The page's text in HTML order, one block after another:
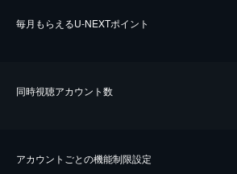
毎⽉もらえるU-NEXTポイント
同時視聴アカウント数
アカウントごとの機能制限設定